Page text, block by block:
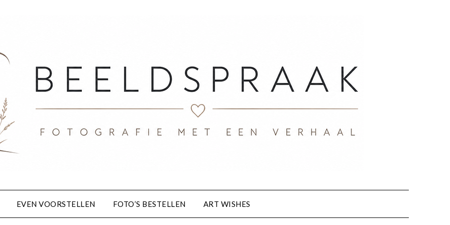
EVEN VOORSTELLEN FOTO’S BESTELLEN ART WISHES